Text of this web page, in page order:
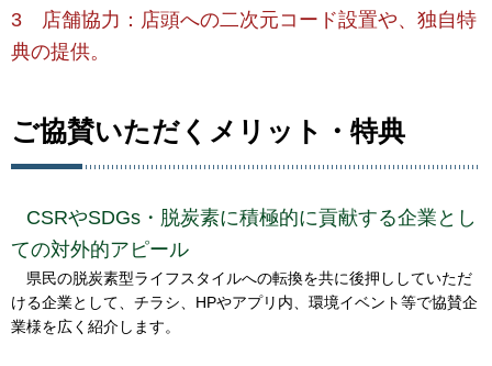
3 店舗協力：店頭への二次元コード設置や、独自特
典の提供。
ご協賛いただくメリット・特典
CSRやSDGs・脱炭素に積極的に貢献する企業とし
ての対外的アピール
県民の脱炭素型ライフスタイルへの転換を共に後押ししていただ
ける企業として、チラシ、HPやアプリ内、環境イベント等で協賛企
業様を広く紹介します。